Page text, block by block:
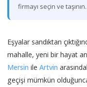
firmayı seçin ve taşının.
Eşyalar sandıktan
mahalle, yeni bir hayat
Mersin ile Artvin
geçişi mümkün